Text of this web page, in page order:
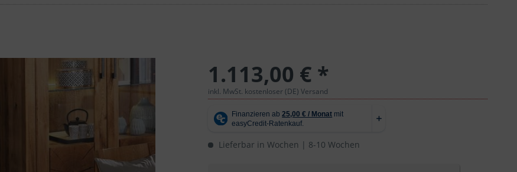
1.113,00 € *
inkl. MwSt. kostenloser (DE) Versand
Lieferbar in Wochen | 8-10 Wochen